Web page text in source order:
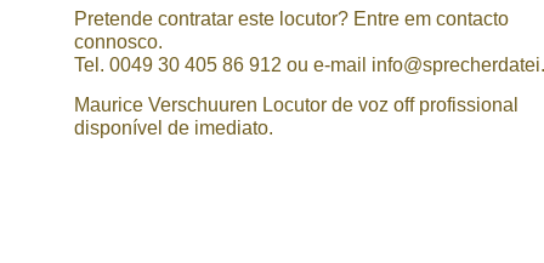
Pretende contratar este locutor? Entre em contacto
connosco.
Tel. 0049 30 405 86 912 ou e-mail
Maurice Verschuuren Locutor de voz off profissional
disponível de imediato.